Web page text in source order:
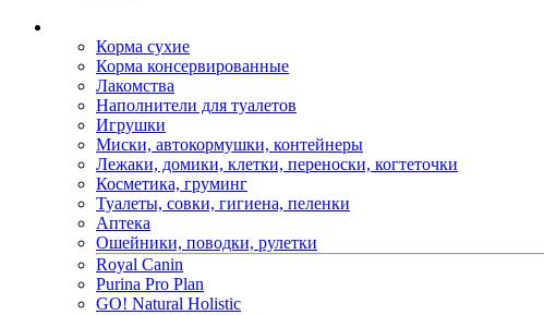
Корма сухие
Корма консервированные
Лакомства
Наполнители для туалетов
Игрушки
Миски, автокормушки, контейнеры
Лежаки, домики, клетки, переноски, когтеточки
Косметика, груминг
Туалеты, совки, гигиена, пеленки
Аптека
Ошейники, поводки, рулетки
Royal Canin
Purina Pro Plan
GO! Natural Holistic